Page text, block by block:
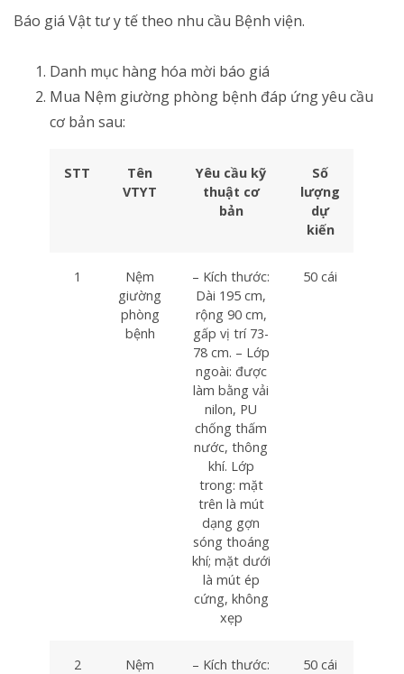
Báo giá Vật tư y tế theo nhu cầu Bệnh viện.
Danh mục hàng hóa mời báo giá
Mua Nệm giường phòng bệnh đáp ứng yêu cầu
cơ bản sau:
STT
Tên
VTYT
Yêu cầu kỹ
thuật cơ
bản
Số
lượng
dự
kiến
1
Nệm
giường
phòng
bệnh
– Kích thước:
Dài 195 cm,
rộng 90 cm,
gấp vị trí 73-
78 cm. – Lớp
ngoài: được
làm bằng vải
nilon, PU
chống thấm
nước, thông
khí. Lớp
trong: mặt
trên là mút
dạng gợn
sóng thoáng
khí; mặt dưới
là mút ép
cứng, không
xẹp
50 cái
2 Nệm – Kích thước: 50 cái